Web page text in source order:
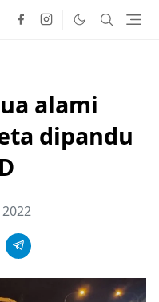
alami
dipandu